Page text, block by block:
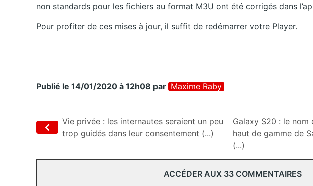
non standards pour les fichiers au format M3U ont été corrigés dans
Pour profiter de ces mises à jour, il suffit de redémarrer votre Player.
Publié le 14/01/2020 à 12h08 par Maxime Raby
Vie privée : les internautes seraient un peu
trop guidés dans leur consentement (...)
Galaxy S20 : le
haut de gamme de
(...)
ACCÉDER AUX 33 COMMENTAIRES